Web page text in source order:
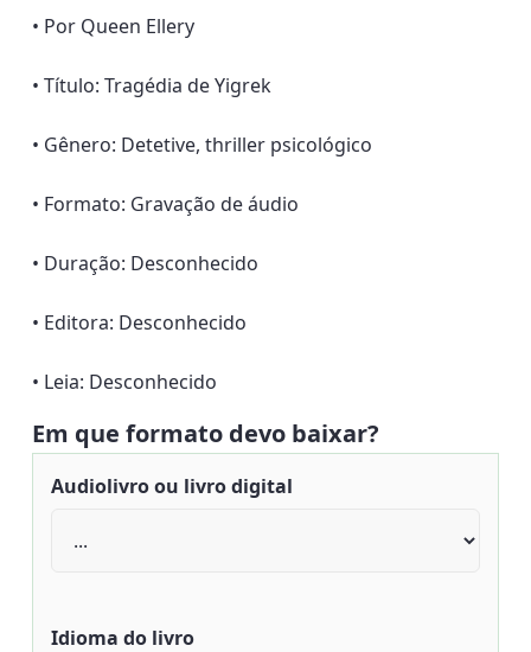
• Por Queen Ellery
• Título: Tragédia de Yigrek
• Gênero: Detetive, thriller psicológico
• Formato: Gravação de áudio
• Duração: Desconhecido
• Editora: Desconhecido
• Leia: Desconhecido
Em que formato devo baixar?
Audiolivro ou livro digital
Idioma do livro